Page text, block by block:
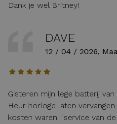
Dank je wel Britney!
DAVE
12 / 04 / 2026,
Gisteren mijn lege batterij
Heur horloge laten
kosten waren: "service van